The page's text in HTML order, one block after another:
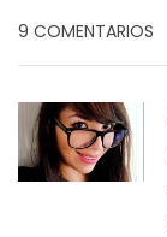
9 COMENTARIOS